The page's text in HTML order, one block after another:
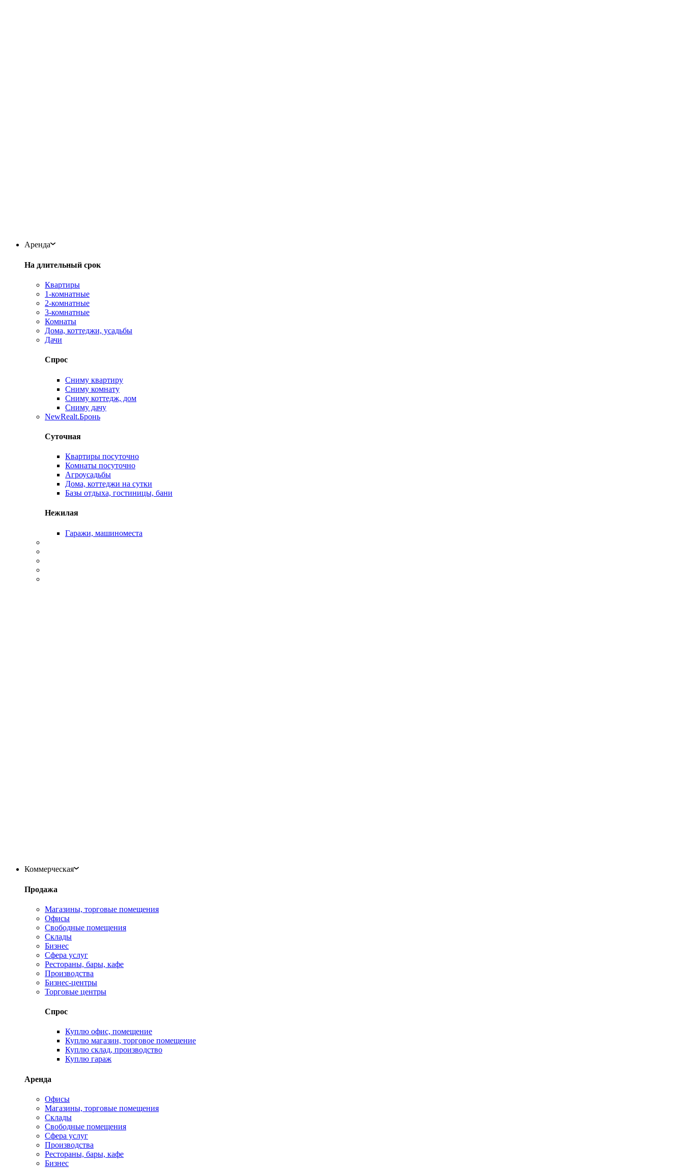
Аренда
На длительный срок
Квартиры
1-комнатные
2-комнатные
3-комнатные
Комнаты
Дома, коттеджи, усадьбы
Дачи
Спрос
Сниму квартиру
Сниму комнату
Сниму коттедж, дом
Сниму дачу
NewRealt.Бронь
Суточная
Квартиры посуточно
Комнаты посуточно
Агроусадьбы
Дома, коттеджи на сутки
Базы отдыха, гостиницы, бани
Нежилая
Гаражи, машиноместа
Коммерческая
Продажа
Магазины, торговые помещения
Офисы
Свободные помещения
Склады
Бизнес
Сфера услуг
Рестораны, бары, кафе
Производства
Бизнес-центры
Торговые центры
Спрос
Куплю офис, помещение
Куплю магазин, торговое помещение
Куплю склад, производство
Куплю гараж
Аренда
Офисы
Магазины, торговые помещения
Склады
Свободные помещения
Сфера услуг
Производства
Рестораны, бары, кафе
Бизнес